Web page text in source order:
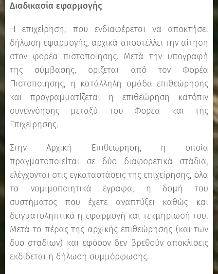
Διαδικασία εφαρμογής
Η επιχείρηση, που ενδιαφέρεται να αποκτήσει
δήλωση εφαρμογής, αρχικά αποστέλλει την αίτηση
στον φορέα πιστοποίησης. Μετά την υπογραφή
της σύμβασης, ορίζεται από τον Φορέα
Πιστοποίησης, η κατάλληλη ομάδα επιθεώρησης
και προγραμματίζεται η επιθεώρηση κατόπιν
συνεννόησης μεταξύ του Φορέα και της
Επιχείρησης.
Στην Αρχική Επιθεώρηση, η οποία
πραγματοποιείται σε δύο διαφορετικά στάδια,
ελέγχονται στις εγκαταστάσεις της επιχείρησης, όλα
τα νομιμοποιητικά έγραφα, η δομή του
συστήματος που έχετε αναπτύξει καθώς και
δειγματοληπτικά η εφαρμογή και τεκμηρίωσή του.
Μετά το πέρας της αρχικής επιθεώρησης (και των
δυο σταδίων) και εφόσον δεν βρεθούν αποκλίσεις
εκδίδεται η δήλωση συμμόρφωσης.